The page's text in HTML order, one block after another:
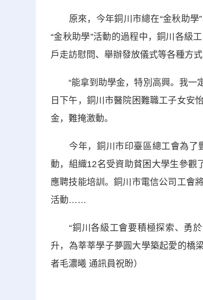
原來，今年銅川市總在“金秋助學”
“金秋助學”活動的過程中，銅川各級
戶走訪慰問、舉辦發放儀式等各種方
“能拿到助學金，特別高興。我一
日下午，銅川市醫院困難職工子女安
金，難掩激動。
今年，銅川市印臺區總工會為了豐
動，組織12名受資助貧困大學生參觀
應聘技能培訓。銅川市電信公司工會
活動……
“銅川各級工會要積極探索、勇於
升，為莘莘學子夢圓大學築起愛的橋
者毛濃曦 通訊員祝盼）